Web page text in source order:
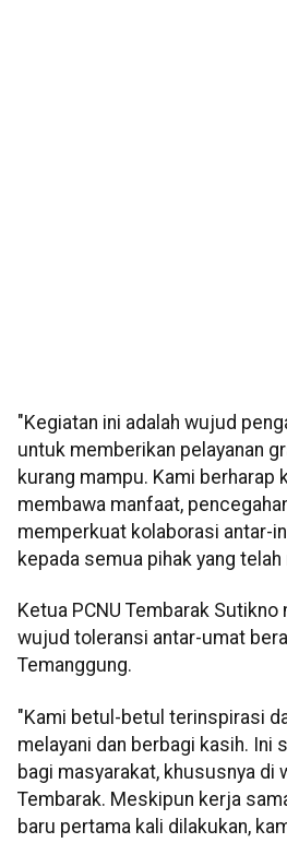
"Kegiatan ini adalah wujud
untuk memberikan pelayanan
kurang mampu. Kami berharap
membawa manfaat,
memperkuat kolaborasi antar-
kepada semua pihak yang
Ketua PCNU Tembarak
wujud toleransi antar-umat
Temanggung.
"Kami betul-betul terinspirasi
melayani dan berbagi kasih. Ini
bagi masyarakat, khususnya di
Tembarak. Meskipun kerja
baru pertama kali dilakukan,